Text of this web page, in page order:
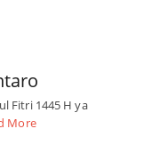
Fitri 1445 H ya
More